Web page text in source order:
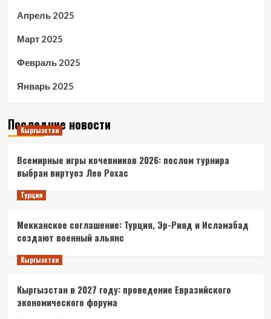
Апрель 2025
Март 2025
Февраль 2025
Январь 2025
Последние новости
Кыргызстан
Всемирные игры кочевников 2026: послом турнира
выбран виртуоз Лео Рохас
Турция
Мекканское соглашение: Турция, Эр-Рияд и Исламабад
создают военный альянс
Кыргызстан
Кыргызстан в 2027 году: проведение Евразийского
экономического форума